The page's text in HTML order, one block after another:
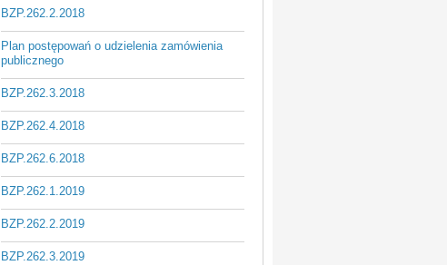
BZP.262.2.2018
Plan postępowań o udzielenia zamówienia
publicznego
BZP.262.3.2018
BZP.262.4.2018
BZP.262.6.2018
BZP.262.1.2019
BZP.262.2.2019
BZP.262.3.2019